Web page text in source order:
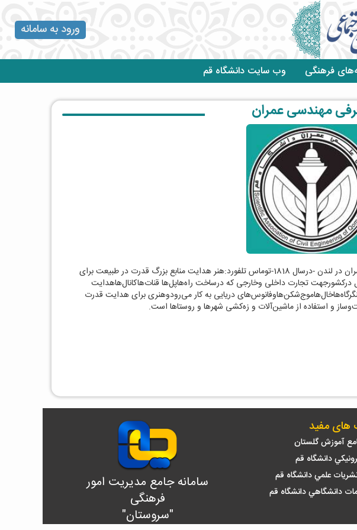
ورود به سامانه
فرهنگی وب سایت دانشگاه قم
مهندسی عمران
لندن -درسال 1818-
توماس تلفورد:هنر هدایت منابع بزرگ قدرت در طبیعت برای
درکشورجهت تجارت داخلی وخارجی که درساخت راه‌هاپل‌ها قنات‌هاکانال‌هاهدایت
دریایی به کار می‌رودوهنری برای هدایت قدرت
و استفاده از ماشین‌آلات و زه‌کشی شهرها و روستاها است.
بازدید از کارخانه بتن امین (درس
تکنولوژی بتن)
حضور اساتید هیت علمی در معارفه
نودانشجویان ورودی 98 رشته عمران
معارفه نو دانشجویان ورودی 98
گرمسار همراه با استاد دهنادمنطقه‌ ۲۲ تهران
پنجشنبه , 02 اسفند 1403
در تصویر
یکشنبه , 12 اسفند 1403
های مفید
آموزش گلستان
دانشگاه قم
علمي دانشگاه قم
دانشگاهي دانشگاه قم
سامانه جامع مدیریت امور
فرهنگی
"سروستان"